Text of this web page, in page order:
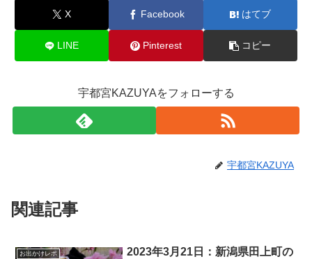
X Facebook はてブ
LINE Pinterest コピー
宇都宮KAZUYAをフォローする
宇都宮KAZUYA
関連記事
お出かけレポ
2023年3月21日：新潟県田上町の